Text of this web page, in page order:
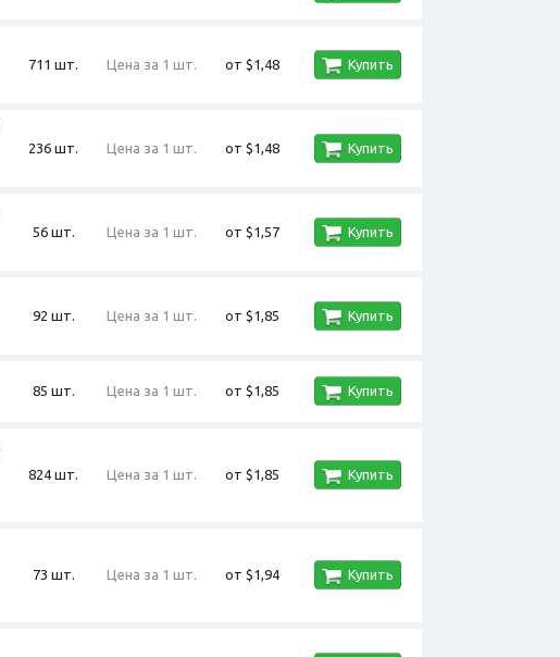
711 шт. Цена за 1 шт. от $1,48 Купить
236 шт. Цена за 1 шт. от $1,48 Купить
56 шт. Цена за 1 шт. от $1,57 Купить
92 шт. Цена за 1 шт. от $1,85 Купить
85 шт. Цена за 1 шт. от $1,85 Купить
824 шт. Цена за 1 шт. от $1,85 Купить
73 шт. Цена за 1 шт. от $1,94 Купить